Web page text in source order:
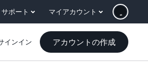
サポート マイアカウント
インイン アカウントの作成